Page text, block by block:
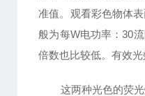
准值。观看彩色物体
般为每W电功率：30
倍数也比较低。有效光
这两种光色的荧光灯